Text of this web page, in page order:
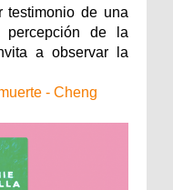
testimonio de una
percepción de la
a observar la
- Cheng